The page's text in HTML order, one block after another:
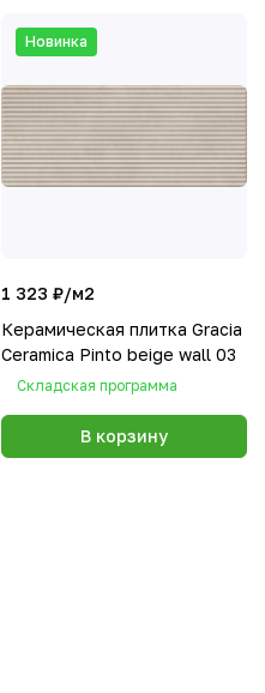
Новинка
1 323 ₽/м2
Керамическая плитка Gracia
Сeramica Pinto beige wall 03
Складская программа
В корзину